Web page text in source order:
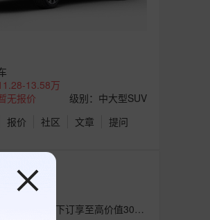
13.58万
无报价
级别：中大型SUV
报价 社区 文章 提问
「人民的大六座」星光L下订享至高价值30000元八重礼遇